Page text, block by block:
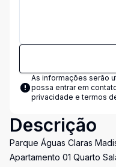
As informações serão
possa entrar em
privacidade e termos
Descrição
Parque Águas Claras
Apartamento 01 Quarto